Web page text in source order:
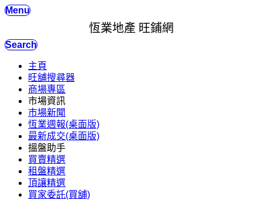
Menu
恆業地產 旺鋪網
Search
主頁
旺舖搜尋器
商場專區
市場資訊
市場新聞
恆業週報(桌面版)
最新成交(桌面版)
搵盤助手
買賣精選
租盤精選
頂讓精選
買家委託(買舖)